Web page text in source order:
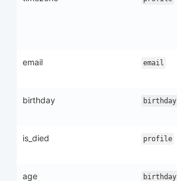
email email
birthday birthday
is_died profile
age birthday